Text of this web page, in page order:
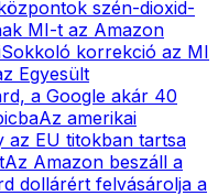
szén-dioxid-
MI-t az Amazon
Sokkoló korrekció az MI
Egyesült
a Google akár 40
Az amerikai
az EU titokban tartsa
Az Amazon beszáll a
dollárért felvásárolja a